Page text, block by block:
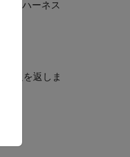
のハーネス
報を返しま